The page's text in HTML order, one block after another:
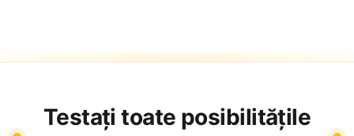
Testați toate posibilitățile